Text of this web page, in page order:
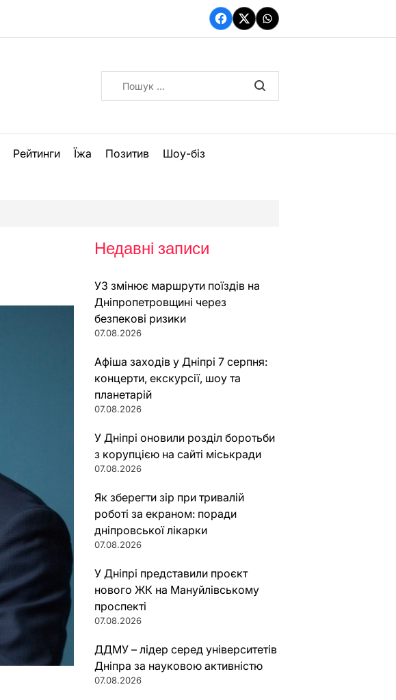
Facebook
TwitterWhatsApp
Рейтинги Їжа Позитив Шоу-біз
Недавні записи
УЗ змінює маршрути поїздів на
Дніпропетровщині через
безпекові ризики
07.08.2026
Афіша заходів у Дніпрі 7 серпня:
концерти, екскурсії, шоу та
планетарій
07.08.2026
У Дніпрі оновили розділ боротьби
з корупцією на сайті міськради
07.08.2026
Як зберегти зір при тривалій
роботі за екраном: поради
дніпровської лікарки
07.08.2026
У Дніпрі представили проєкт
нового ЖК на Мануйлівському
проспекті
07.08.2026
ДДМУ – лідер серед університетів
Дніпра за науковою активністю
07.08.2026